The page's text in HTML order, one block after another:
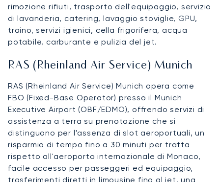
rimozione rifiuti, trasporto dell'equipaggio, servizio
di lavanderia, catering, lavaggio stoviglie, GPU,
traino, servizi igienici, cella frigorifera, acqua
potabile, carburante e pulizia del jet.
RAS (Rheinland Air Service) Munich
RAS (Rheinland Air Service) Munich opera come
FBO (Fixed-Base Operator) presso il Munich
Executive Airport (OBF/EDMO), offrendo servizi di
assistenza a terra su prenotazione che si
distinguono per l'assenza di slot aeroportuali, un
risparmio di tempo fino a 30 minuti per tratta
rispetto all'aeroporto internazionale di Monaco,
facile accesso per passeggeri ed equipaggio,
trasferimenti diretti in limousine fino al jet, una